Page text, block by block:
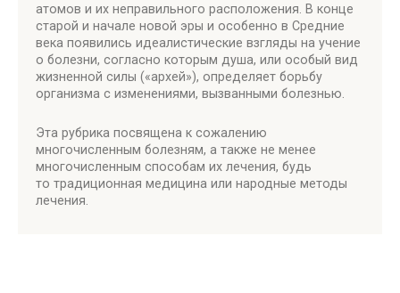
атомов и их неправильного расположения. В конце
старой и начале новой эры и особенно в Средние
века появились идеалистические взгляды на учение
о болезни, согласно которым душа, или особый вид
жизненной силы («архей»), определяет борьбу
организма с изменениями, вызванными болезнью.
Эта рубрика посвящена к сожалению
многочисленным болезням, а также не менее
многочисленным способам их лечения, будь
то традиционная медицина или народные методы
лечения.